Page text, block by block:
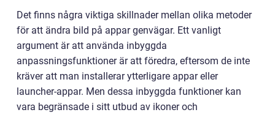
Det finns några viktiga skillnader mellan olika metoder
för att ändra bild på appar genvägar. Ett vanligt
argument är att använda inbyggda
anpassningsfunktioner är att föredra, eftersom de inte
kräver att man installerar ytterligare appar eller
launcher-appar. Men dessa inbyggda funktioner kan
vara begränsade i sitt utbud av ikoner och